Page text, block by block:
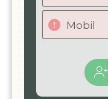
Mobil